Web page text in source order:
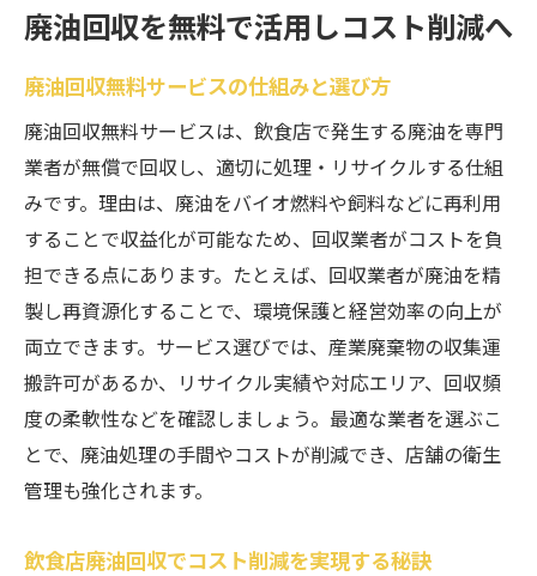
廃油回収を無料で活用しコスト削減へ
廃油回収無料サービスの仕組みと選び方
廃油回収無料サービスは、飲食店で発生する廃油を専門
業者が無償で回収し、適切に処理・リサイクルする仕組
みです。理由は、廃油をバイオ燃料や飼料などに再利用
することで収益化が可能なため、回収業者がコストを負
担できる点にあります。たとえば、回収業者が廃油を精
製し再資源化することで、環境保護と経営効率の向上が
両立できます。サービス選びでは、産業廃棄物の収集運
搬許可があるか、リサイクル実績や対応エリア、回収頻
度の柔軟性などを確認しましょう。最適な業者を選ぶこ
とで、廃油処理の手間やコストが削減でき、店舗の衛生
管理も強化されます。
飲食店廃油回収でコスト削減を実現する秘訣